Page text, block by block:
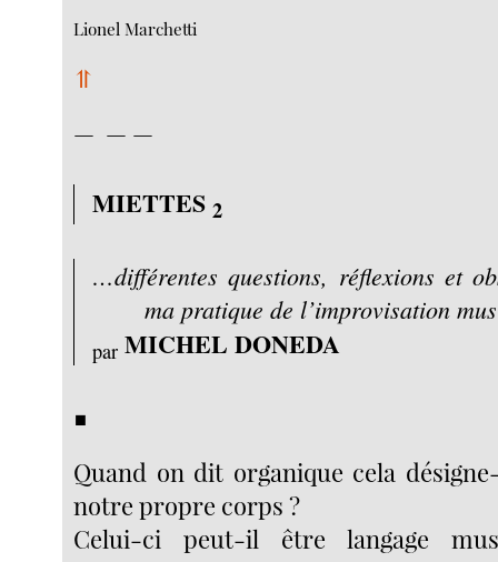
Lionel Marchetti
⥣
— — —
MIETTES 2
…différentes questions, réflexions et
ma pratique de l’improvisation
par MICHEL DONEDA
■
Quand on dit organique cela
notre propre corps ?
Celui-ci peut-il être langage